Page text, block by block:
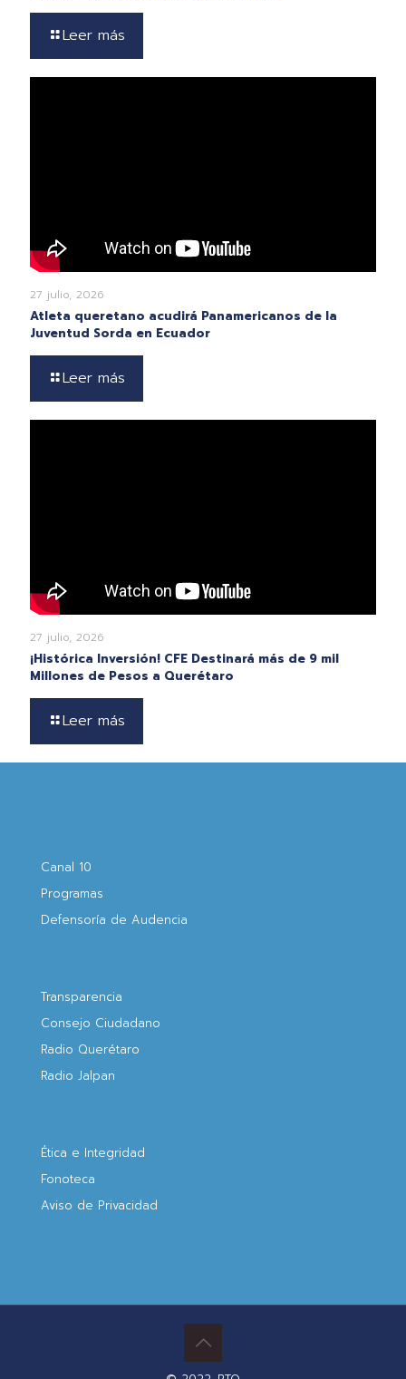
Leer más
27 julio, 2026
Atleta queretano acudirá Panamericanos de la
Juventud Sorda en Ecuador
Leer más
27 julio, 2026
¡Histórica Inversión! CFE Destinará más de 9 mil
Millones de Pesos a Querétaro
Leer más
Canal 10
Programas
Defensoría de Audencia
Transparencia
Consejo Ciudadano
Radio Querétaro
Radio Jalpan
Ética e Integridad
Fonoteca
Aviso de Privacidad